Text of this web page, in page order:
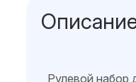
Рулевой набор